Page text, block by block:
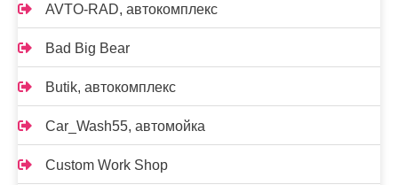
AVTO-RAD, автокомплекс
Bad Big Bear
Butik, автокомплекс
Car_Wash55, автомойка
Custom Work Shop